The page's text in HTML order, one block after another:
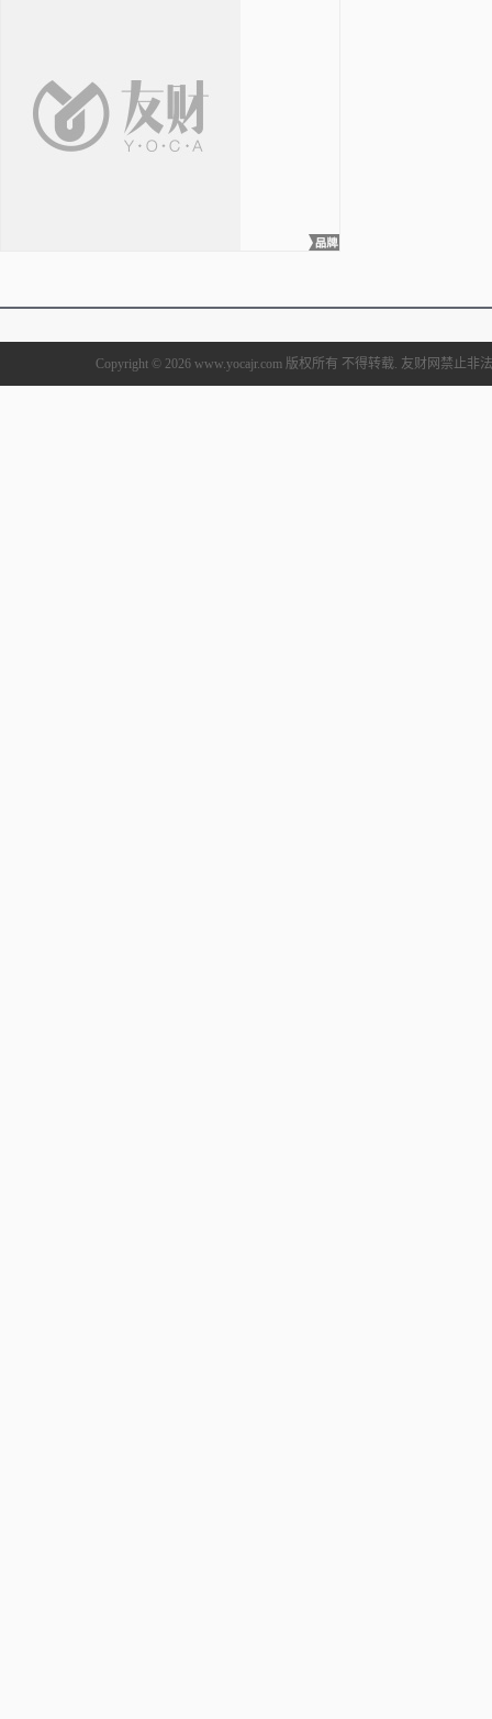
Copyright © 2026 www.yocajr.com 版权所有 不得转载. 友财网禁止非